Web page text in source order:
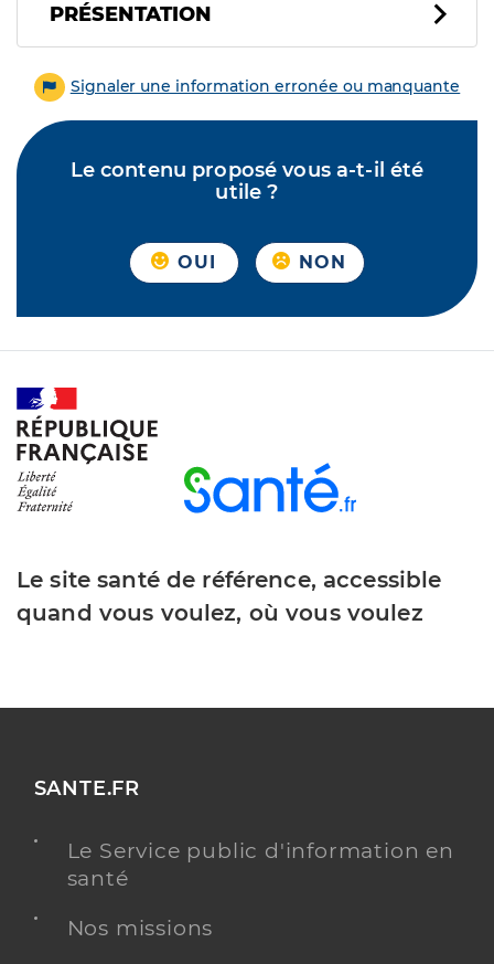
PRÉSENTATION
Signaler une information erronée ou manquante
Le contenu proposé vous a-t-il été
utile ?
OUI NON
Le site santé de référence, accessible
quand vous voulez, où vous voulez
SANTE.FR
Le Service public d'information en
santé
Nos missions